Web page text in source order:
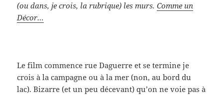
(ou dans, je crois, la rubrique) les murs.Comme un
Décor…
Le film commence rue Daguerre et se termine je
crois à la campagne ou à la mer (non, au bord du
lac). Bizarre (et un peu décevant) qu’on ne voie pas à